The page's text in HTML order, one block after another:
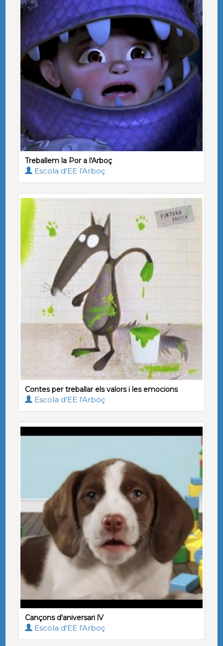
Treballem la Por a l'Arboç
Escola d'EE l'Arboç
Contes per treballar els valors i les emocions
Escola d'EE l'Arboç
Cançons d'aniversari lV
Escola d'EE l'Arboç